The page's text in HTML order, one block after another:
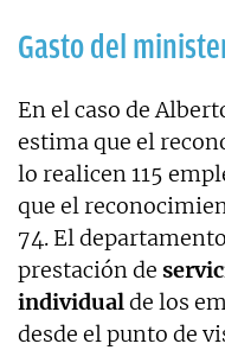
Gasto del
En el caso de
estima que el
lo realicen 115
que el
74. El
prestación de
individualde los
desde el punto de